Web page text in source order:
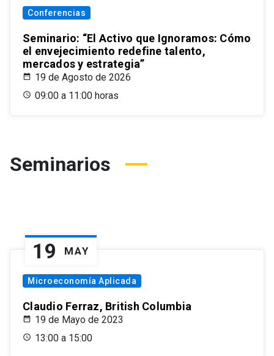
Conferencias
Seminario: “El Activo que Ignoramos: Cómo
el envejecimiento redefine talento,
mercados y estrategia”
19 de Agosto de 2026
09:00 a 11:00 horas
Seminarios
19 MAY
Microeconomía Aplicada
Claudio Ferraz, British Columbia
19 de Mayo de 2023
13:00 a 15:00